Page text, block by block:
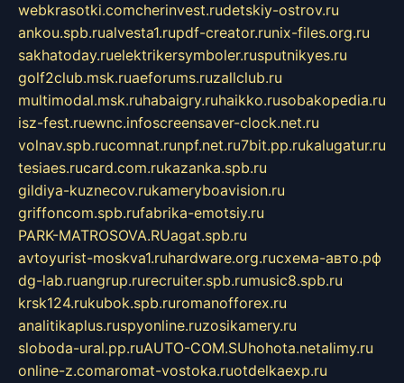
webkrasotki.comcherinvest.rudetskiy-ostrov.ru
ankou.spb.rualvesta1.rupdf-creator.runix-files.org.ru
sakhatoday.ruelektrikersymboler.rusputnikyes.ru
golf2club.msk.ruaeforums.ruzallclub.ru
multimodal.msk.ruhabaigry.ruhaikko.rusobakopedia.ru
isz-fest.ruewnc.infoscreensaver-clock.net.ru
volnav.spb.rucomnat.runpf.net.ru7bit.pp.rukalugatur.ru
tesiaes.rucard.com.rukazanka.spb.ru
gildiya-kuznecov.rukameryboavision.ru
griffoncom.spb.rufabrika-emotsiy.ru
PARK-MATROSOVA.RUagat.spb.ru
avtoyurist-moskva1.ruhardware.org.ruсхема-авто.рф
dg-lab.ruangrup.rurecruiter.spb.rumusic8.spb.ru
krsk124.rukubok.spb.ruromanofforex.ru
analitikaplus.ruspyonline.ruzosikamery.ru
sloboda-ural.pp.ruAUTO-COM.SUhohota.netalimy.ru
online-z.comaromat-vostoka.ruotdelkaexp.ru